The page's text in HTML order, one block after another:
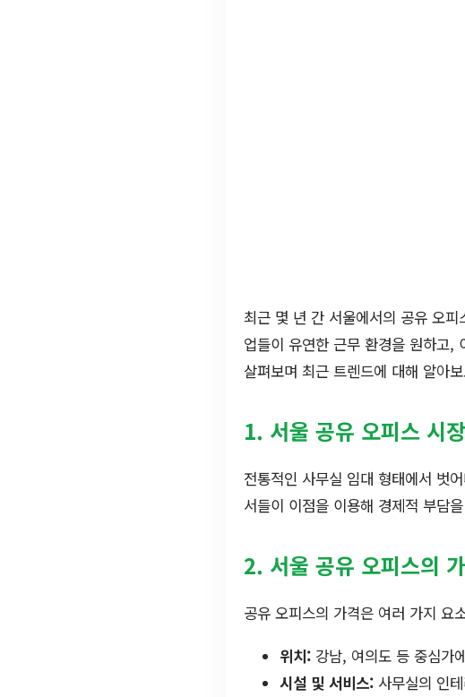
최근 몇 년 간 서울에서의 공유 오피
업들이 유연한 근무 환경을 원하고,
살펴보며 최근 트렌드에 대해 알아
1. 서울 공유 오피스 시
전통적인 사무실 임대 형태에서 벗
서들이 이점을 이용해 경제적 부담
2. 서울 공유 오피스의
공유 오피스의 가격은 여러 가지 요
위치: 강남, 여의도 등 중심가
시설 및 서비스: 사무실의 인